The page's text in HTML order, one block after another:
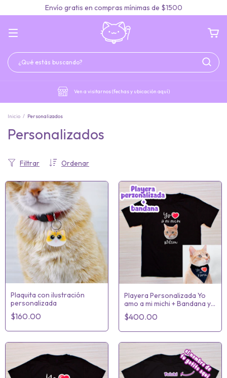
Envío gratis en compras mínimas de $1500
Ven a visitarnos (fechas y ubicación aquí)
Inicio / Personalizados
Personalizados
Ordenar
Filtrar
Plaquita con ilustración
personalizada
$160.00
Playera Personalizada Yo
amo a mi michi + Bandana yo
amo a mi Karen
$400.00